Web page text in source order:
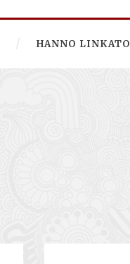
HANNO LINKATO